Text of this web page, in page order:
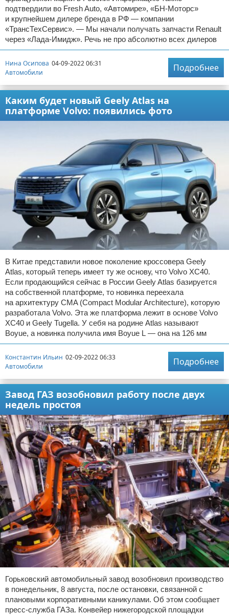
подтвердили во Fresh Auto, «Автомире», «БН-Моторс»
и крупнейшем дилере бренда в РФ — компании
«ТрансТехСервис». — Мы начали получать запчасти Renault
через «Лада-Имидж». Речь не про абсолютно всех дилеров
Нина Осипова 04-09-2022 06:31
Автомобили
Подробнее
Каким будет новый Geely Atlas на
платформе Volvo: появились фото
В Китае представили новое поколение кроссовера Geely
Atlas, который теперь имеет ту же основу, что Volvo XC40.
Если продающийся сейчас в России Geely Atlas базируется
на собственной платформе, то новинка переехала
на архитектуру CMA (Compact Modular Architecture), которую
разработала Volvo. Эта же платформа лежит в основе Volvo
XC40 и Geely Tugella. У себя на родине Atlas называют
Boyue, а новинка получила имя Boyue L — она на 126 мм
Константин Ильин 02-09-2022 06:33
Автомобили
Подробнее
Завод ГАЗ возобновил работу после двух
недель простоя
Горьковский автомобильный завод возобновил производство
в понедельник, 8 августа, после остановки, связанной с
плановыми корпоративными каникулами. Об этом сообщает
пресс-служба ГАЗа. Конвейер нижегородской площадки